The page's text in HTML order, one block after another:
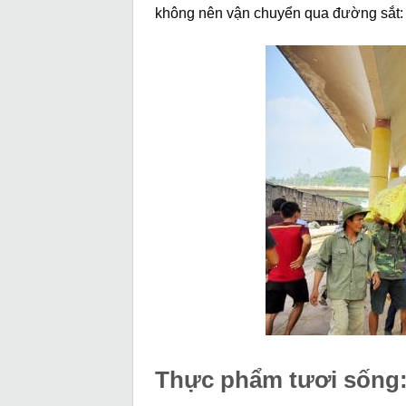
không nên vận chuyển qua đường sắt:
Thực phẩm tươi